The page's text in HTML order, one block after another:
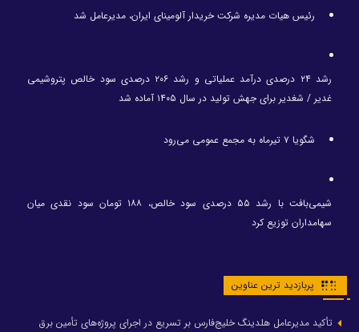
رئیس هیات مدیره شرکت خریدار آلومینای ایران، مدیرعامل شد
رشد ۲۴ درصدی درآمد عملیاتی و رشد ۲۰۶ درصدی سود خالص پتروشیمی
غدیر / شغدیر برای جهش تولید در سال ۱۴۰۵ آماده شد
شگویا ۷ تیرماه به مجمع عمومی می‌رود
شیمی‌بافت با رشد ۵۵ درصدی سود خالص، ۱۸۸ تومان سود نقدی میان
سهامداران توزیع کرد
پربازدید ترین عناوین
تأکید مدیرعامل هلدینگ خلیج‌فارس بر تسریع در اجرای پروژه‌های تأمین برق